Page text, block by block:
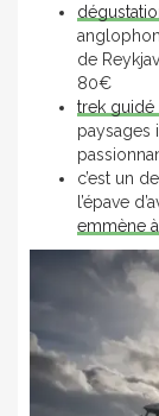
de
80€
trek guidé
paysages
c’est un
l’épave
emmène